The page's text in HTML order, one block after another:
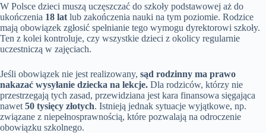
W Polsce dzieci muszą uczęszczać do szkoły podstawowej aż do
ukończenia 18 lat lub zakończenia nauki na tym poziomie. Rodzice
mają obowiązek zgłosić spełnianie tego wymogu dyrektorowi szkoły.
Ten z kolei kontroluje, czy wszystkie dzieci z okolicy regularnie
uczestniczą w zajęciach.
Jeśli obowiązek nie jest realizowany, sąd rodzinny ma prawo
nakazać wysyłanie dziecka na lekcje. Dla rodziców, którzy nie
przestrzegają tych zasad, przewidziana jest kara finansowa sięgająca
nawet 50 tysięcy złotych. Istnieją jednak sytuacje wyjątkowe, np.
związane z niepełnosprawnością, które pozwalają na odroczenie
obowiązku szkolnego.